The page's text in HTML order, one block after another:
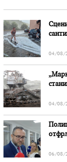
04/08/
04/08/
06/08/